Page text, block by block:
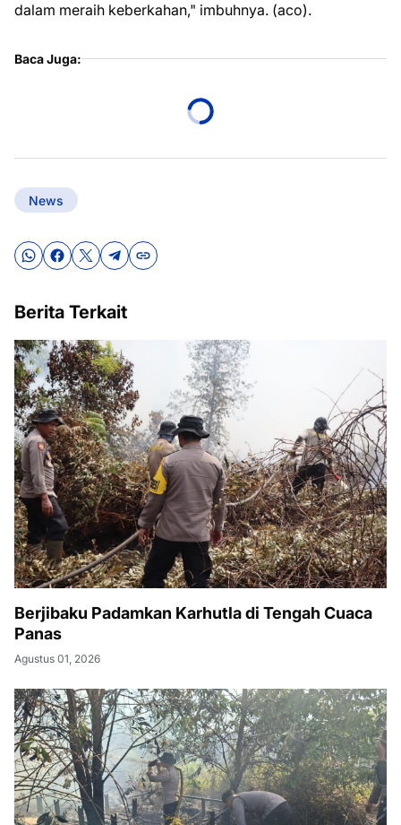
dalam meraih keberkahan," imbuhnya. (aco).
Baca Juga:
News
Berita Terkait
Berjibaku Padamkan Karhutla di Tengah Cuaca
Panas
Agustus 01, 2026